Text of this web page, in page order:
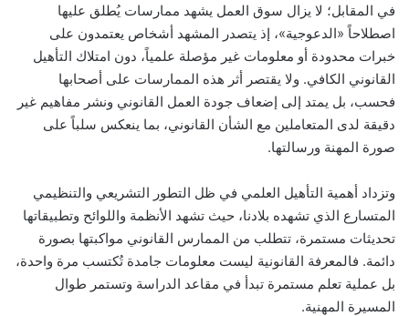
في المقابل؛ لا يزال سوق العمل يشهد ممارسات يُطلق عليها
اصطلاحاً «الدعوجية»، إذ يتصدر المشهد أشخاص يعتمدون على
خبرات محدودة أو معلومات غير مؤصلة علمياً، دون امتلاك التأهيل
القانوني الكافي. ولا يقتصر أثر هذه الممارسات على أصحابها
فحسب، بل يمتد إلى إضعاف جودة العمل القانوني ونشر مفاهيم غير
دقيقة لدى المتعاملين مع الشأن القانوني، بما ينعكس سلباً على
صورة المهنة ورسالتها.
وتزداد أهمية التأهيل العلمي في ظل التطور التشريعي والتنظيمي
المتسارع الذي تشهده بلادنا، حيث تشهد الأنظمة واللوائح وتطبيقاتها
تحديثات مستمرة، تتطلب من الممارس القانوني مواكبتها بصورة
دائمة. فالمعرفة القانونية ليست معلومات جامدة تُكتسب مرة واحدة،
بل عملية تعلم مستمرة تبدأ في مقاعد الدراسة وتستمر طوال
المسيرة المهنية.